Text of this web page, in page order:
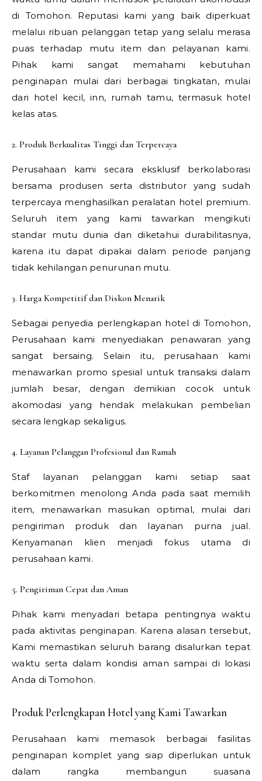
di Tomohon. Reputasi kami yang baik diperkuat
melalui ribuan pelanggan tetap yang selalu merasa
puas terhadap mutu item dan pelayanan kami.
Pihak kami sangat memahami kebutuhan
penginapan mulai dari berbagai tingkatan, mulai
dari hotel kecil, inn, rumah tamu, termasuk hotel
kelas atas.
2. Produk Berkualitas Tinggi dan Terpercaya
Perusahaan kami secara eksklusif berkolaborasi
bersama produsen serta distributor yang sudah
terpercaya menghasilkan peralatan hotel premium.
Seluruh item yang kami tawarkan mengikuti
standar mutu dunia dan diketahui durabilitasnya,
karena itu dapat dipakai dalam periode panjang
tidak kehilangan penurunan mutu.
3. Harga Kompetitif dan Diskon Menarik
Sebagai penyedia perlengkapan hotel di Tomohon,
Perusahaan kami menyediakan penawaran yang
sangat bersaing. Selain itu, perusahaan kami
menawarkan promo spesial untuk transaksi dalam
jumlah besar, dengan demikian cocok untuk
akomodasi yang hendak melakukan pembelian
secara lengkap sekaligus.
4. Layanan Pelanggan Profesional dan Ramah
Staf layanan pelanggan kami setiap saat
berkomitmen menolong Anda pada saat memilih
item, menawarkan masukan optimal, mulai dari
pengiriman produk dan layanan purna jual.
Kenyamanan klien menjadi fokus utama di
perusahaan kami.
5. Pengiriman Cepat dan Aman
Pihak kami menyadari betapa pentingnya waktu
pada aktivitas penginapan. Karena alasan tersebut,
Kami memastikan seluruh barang disalurkan tepat
waktu serta dalam kondisi aman sampai di lokasi
Anda di Tomohon.
Produk Perlengkapan Hotel yang Kami Tawarkan
Perusahaan kami memasok berbagai fasilitas
penginapan komplet yang siap diperlukan untuk
dalam rangka membangun suasana